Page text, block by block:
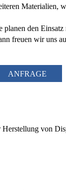
Materialien,
planen den
freuen wir uns
ANFRAGE
Herstellung von